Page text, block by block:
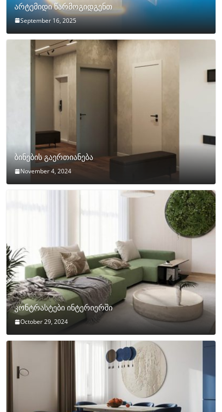
არტემიდი წარმოგიდგენთ
September 16, 2025
ბინების გაერთიანება
November 4, 2024
კონტრასტები ინტერიერში
October 29, 2024